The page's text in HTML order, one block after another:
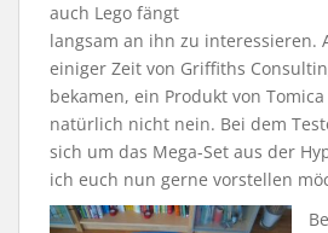
auch Lego fängt
langsam an ihn zu interessieren.
einiger Zeit von Griffiths
bekamen, ein Produkt von
natürlich nicht nein. Bei dem
sich um das Mega-Set aus der
ich euch nun gerne vorstellen